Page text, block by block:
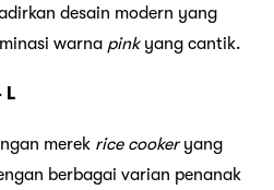
desain modern yang
warna pink yang cantik.
L
merek rice cookeryang
berbagai varian penanak